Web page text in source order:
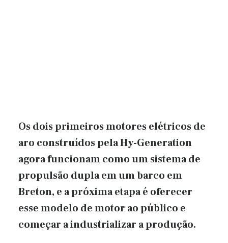
Os dois primeiros motores elétricos de
aro construídos pela Hy-Generation
agora funcionam como um sistema de
propulsão dupla em um barco em
Breton, e a próxima etapa é oferecer
esse modelo de motor ao público e
começar a industrializar a produção.